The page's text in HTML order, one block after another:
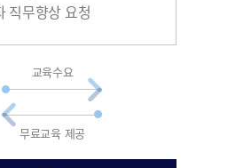
직무향상 요청
교육수요
무료교육 제공